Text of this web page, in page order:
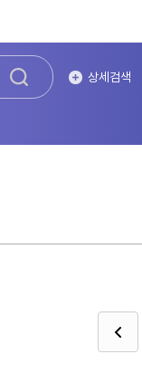
상세검색